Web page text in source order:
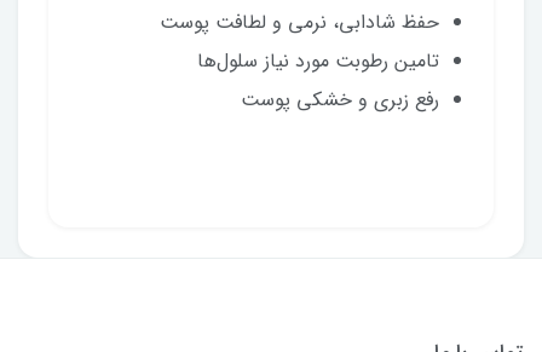
حفظ شادابی، نرمی و لطافت پوست
تامین رطوبت مورد نیاز سلول‌ها
رفع زبری و خشکی پوست